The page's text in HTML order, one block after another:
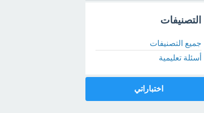
التصنيفات
جميع التصنيفات
أسئلة تعليمية
اختباراتي